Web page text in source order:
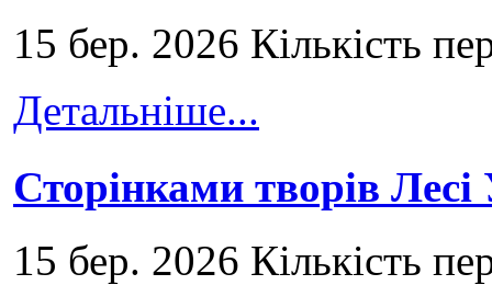
15 бер. 2026 Кількість
Детальніше...
Сторінками творів
15 бер. 2026 Кількість